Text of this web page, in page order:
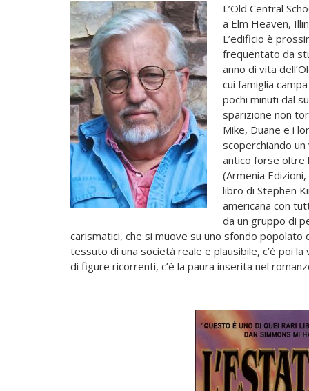
L’Old Central
a Elm Heaven,
L’edificio è
frequentato da
anno di vita
cui famiglia
pochi minuti dal
sparizione non
Mike, Duane e i
scoperchiando
antico forse oltre
(Armenia
libro di Stephen
americana con
da un gruppo di
carismatici, che si muove su uno sfondo
tessuto di una società reale e plausibile, c’è poi
di figure ricorrenti, c’è la paura inserita nel